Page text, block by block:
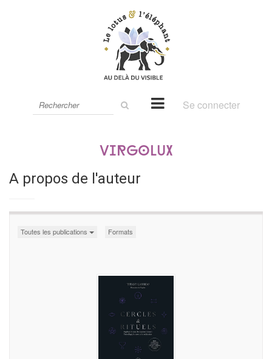
le
Se connecter
Virgolux
A propos de l'auteur
Toutes les publications Formats